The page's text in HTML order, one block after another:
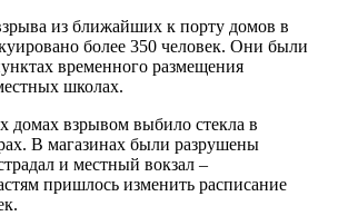
из ближайших к порту домов в
более 350 человек. Они были
временного размещения
школах.
домах взрывом выбило стекла в
В магазинах были разрушены
и местный вокзал –
пришлось изменить расписание